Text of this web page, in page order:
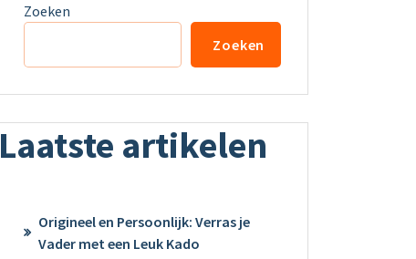
Zoeken
Zoeken
Laatste artikelen
Origineel en Persoonlijk: Verras je
Vader met een Leuk Kado